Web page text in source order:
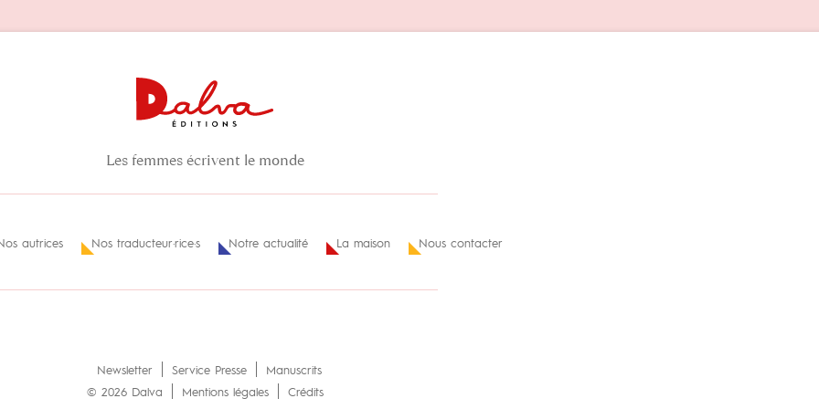
Les femmes écrivent le monde
autrices Nos traducteur·rice·s Notre actualité La maison Nous contacter
Newsletter Service Presse
Manuscrits
© 2026 Dalva
Mentions légales Crédits